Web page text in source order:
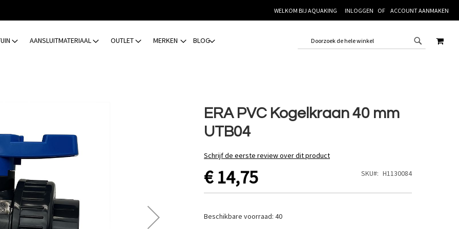
WELKOM BIJ AQUAKING INLOGGEN ACCOUNT AANMAKEN
AANSLUITMATERIAAL OUTLET MERKEN BLOG
ERA PVC Kogelkraan 40 mm
UTB04
Schrijf de eerste review over dit product
€ 14,75 SKU H1130084
Beschikbare voorraad: 40